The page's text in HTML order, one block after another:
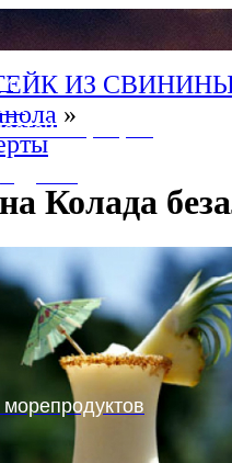
и приправ
ИЗ
»
Колада